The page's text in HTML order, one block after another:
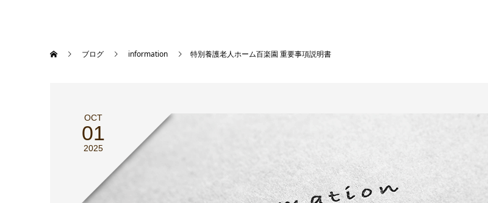
ブログ information 特別養護老人ホーム百楽園 重要事項説明書
OCT
01
2025